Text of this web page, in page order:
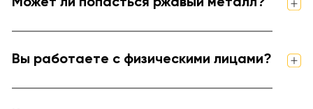
Может ли попасться ржавый металл?
Вы работаете с физическими лицами?